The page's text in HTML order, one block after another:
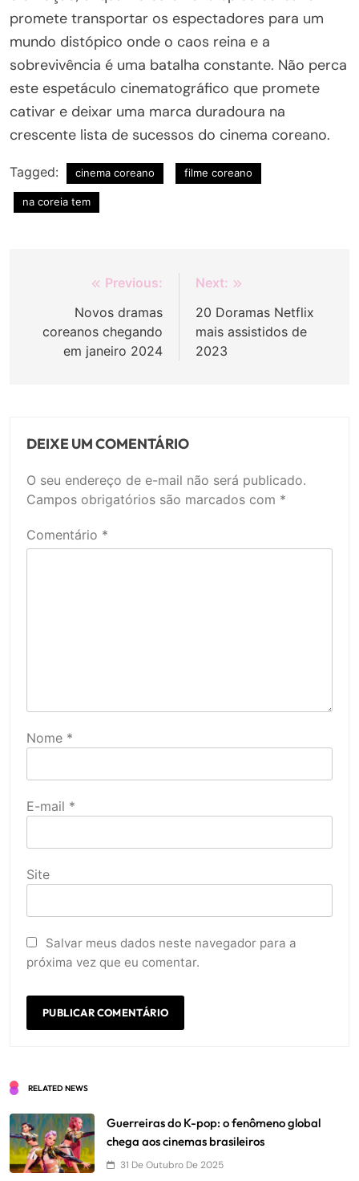
promete transportar os espectadores para um
mundo distópico onde o caos reina e a
sobrevivência é uma batalha constante. Não perca
este espetáculo cinematográfico que promete
cativar e deixar uma marca duradoura na
crescente lista de sucessos do cinema coreano.
Tagged: cinema coreano filme coreano
na coreia tem
Navegação
Post
Previous:
Novos dramas
coreanos chegando
em janeiro 2024
Next:
20 Doramas Netflix
mais assistidos de
2023
DEIXE UM COMENTÁRIO
O seu endereço de e-mail não será publicado.
Campos obrigatórios são marcados com *
Comentário *
Nome *
E-mail *
Site
Salvar meus dados neste navegador para a
próxima vez que eu comentar.
RELATED NEWS
Guerreiras do K-pop: o fenômeno global
chega aos cinemas brasileiros
31 De Outubro De 2025